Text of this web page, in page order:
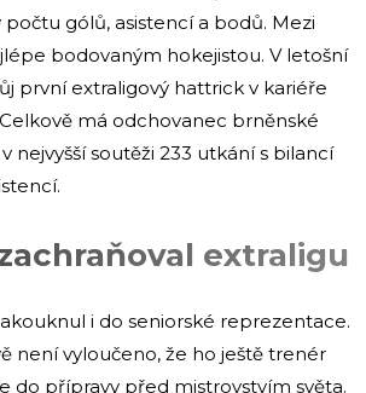
gólů, asistencí a bodů. Mezi
bodovaným hokejistou. V letošní
první extraligový hattrick v kariéře
má odchovanec brněnské
nejvyšší soutěži 233 utkání s bilancí
extraligu
i do seniorské reprezentace.
není vyloučeno, že ho ještě trenér
do přípravy před mistrovstvím světa.